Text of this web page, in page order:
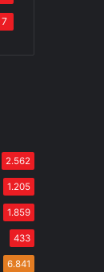
7
2.562
1.205
1.859
433
6.841